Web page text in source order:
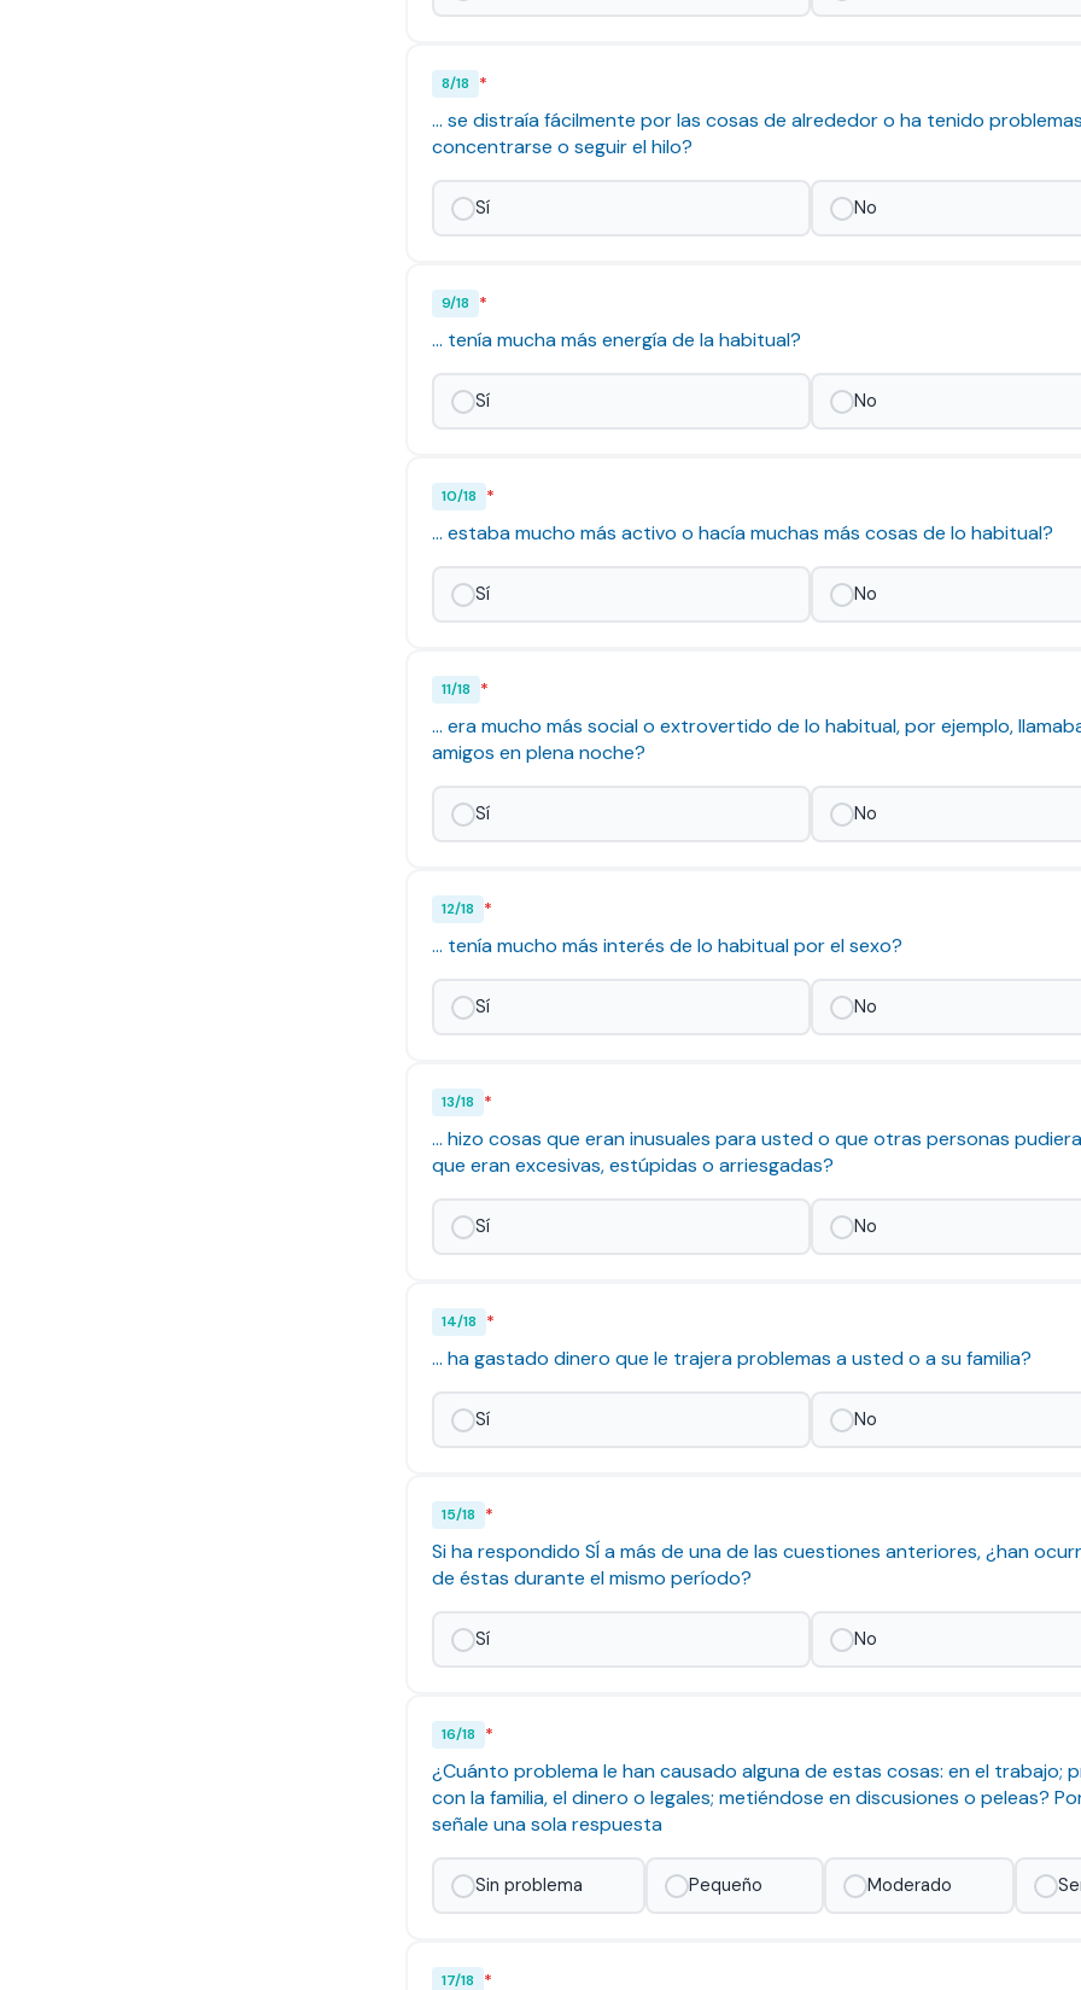
8/18 *
... se distraía fácilmente por las cosas de alrededor o ha tenido
concentrarse o seguir el hilo?
Sí No
9/18 *
... tenía mucha más energía de la habitual?
Sí No
10/18 *
... estaba mucho más activo o hacía muchas más cosas de lo habitual?
Sí No
11/18 *
... era mucho más social o extrovertido de lo habitual, por ejemplo,
amigos en plena noche?
Sí No
12/18 *
... tenía mucho más interés de lo habitual por el sexo?
Sí No
13/18 *
... hizo cosas que eran inusuales para usted o que otras personas
que eran excesivas, estúpidas o arriesgadas?
Sí No
14/18 *
... ha gastado dinero que le trajera problemas a usted o a su familia?
Sí No
15/18 *
Si ha respondido SÍ a más de una de las cuestiones anteriores, ¿han
de éstas durante el mismo período?
Sí No
16/18 *
¿Cuánto problema le han causado alguna de estas cosas: en el trabajo;
con la familia, el dinero o legales; metiéndose en discusiones o peleas?
señale una sola respuesta
Sin problema Pequeño Moderado
17/18 *